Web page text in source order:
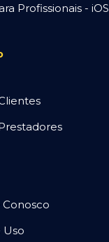
Profissionais - iOS
Conosco
Uso